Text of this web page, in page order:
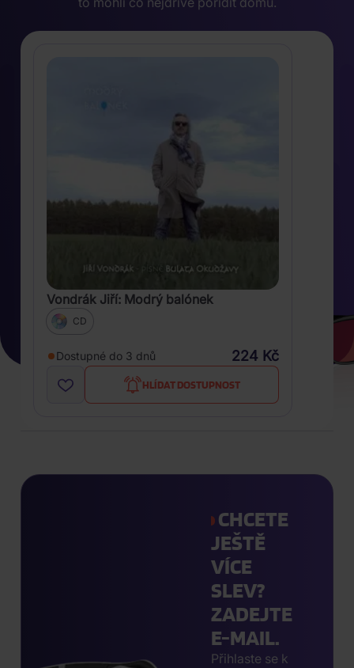
Vondrák Jiří: Modrý balónek
CD
Dostupné do 3 dnů 224 Kč
HLÍDAT DOSTUPNOST
CHCETE
JEŠTĚ
VÍCE
SLEV?
ZADEJTE
E-MAIL.
Přihlaste se k